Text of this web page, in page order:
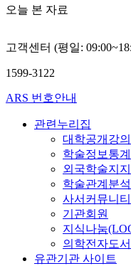
오늘 본 자료
고객센터 (평일:
1599-3122
ARS 번호안내
관련누리집
대학공개강
학술정보통
외국학술지
학술관계분
사서커뮤니티
기관회원
지식나눔
의학전자도
유관기관 사이트